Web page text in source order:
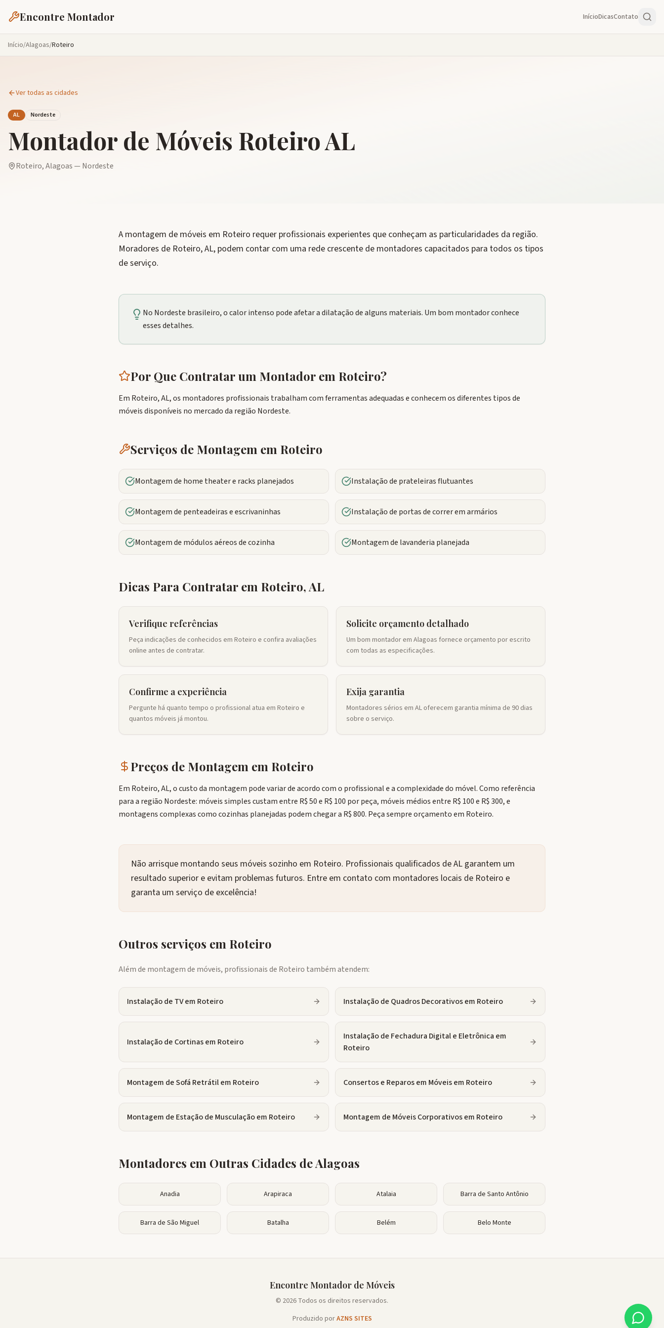
Encontre Montador InícioDicasContato
Início/Alagoas/Roteiro
Ver todas as cidades
AL Nordeste
Montador de Móveis RoteiroAL
Roteiro,Alagoas— Nordeste
A montagem de móveis em Roteiro requer profissionais experientes que conheçam as particularidades da região.
Moradores de Roteiro, AL, podem contar com uma rede crescente de montadores capacitados para todos os tipos
de serviço.
No Nordeste brasileiro, o calor intenso pode afetar a dilatação de alguns materiais. Um bom montador conhece
esses detalhes.
Por Que Contratar um Montador em Roteiro?
Em Roteiro, AL, os montadores profissionais trabalham com ferramentas adequadas e conhecem os diferentes tipos de
móveis disponíveis no mercado da região Nordeste.
Serviços de Montagem em Roteiro
Montagem de home theater e racks planejados Instalação de prateleiras flutuantes
Montagem de penteadeiras e escrivaninhas Instalação de portas de correr em armários
Montagem de módulos aéreos de cozinha Montagem de lavanderia planejada
Dicas Para Contratar em Roteiro,AL
Verifique referências
Peça indicações de conhecidos em Roteiro e confira avaliações
online antes de contratar.
Solicite orçamento detalhado
Um bom montador em Alagoas fornece orçamento por escrito
com todas as especificações.
Confirme a experiência
Pergunte há quanto tempo o profissional atua em Roteiro e
quantos móveis já montou.
Exija garantia
Montadores sérios em AL oferecem garantia mínima de 90 dias
sobre o serviço.
Preços de Montagem em Roteiro
Em Roteiro, AL, o custo da montagem pode variar de acordo com o profissional e a complexidade do móvel. Como referência
para a região Nordeste: móveis simples custam entre R$ 50 e R$ 100 por peça, móveis médios entre R$ 100 e R$ 300, e
montagens complexas como cozinhas planejadas podem chegar a R$ 800. Peça sempre orçamento em Roteiro.
Não arrisque montando seus móveis sozinho em Roteiro. Profissionais qualificados de AL garantem um
resultado superior e evitam problemas futuros. Entre em contato com montadores locais de Roteiro e
garanta um serviço de excelência!
Outros serviços em Roteiro
Além de montagem de móveis, profissionais de Roteiro também atendem:
Instalação de TVem Roteiro Instalação de Quadros Decorativosem Roteiro
Instalação de Cortinasem Roteiro
Instalação de Fechadura Digital e Eletrônica em
Roteiro
Montagem de Sofá Retrátilem Roteiro Consertos e Reparos em Móveisem Roteiro
Montagem de Estação de Musculaçãoem Roteiro Montagem de Móveis Corporativosem Roteiro
Montadores em Outras Cidades deAlagoas
Anadia Arapiraca Atalaia Barra de Santo Antônio
Barra de São Miguel Batalha Belém Belo Monte
Encontre Montador de Móveis
© 2026 Todos os direitos reservados.
Produzido porAZNS SITES